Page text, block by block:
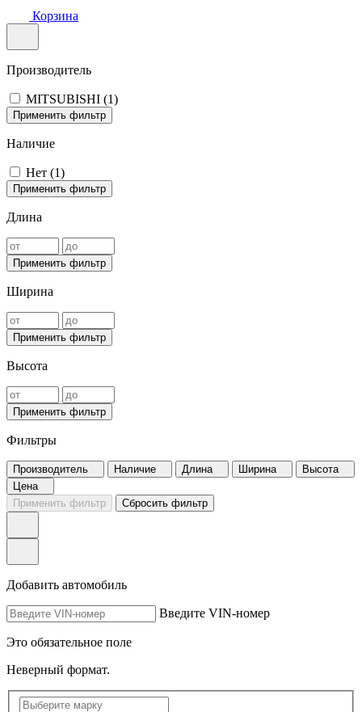
Корзина
Производитель
MITSUBISHI (1)
Применить фильтр
Наличие
Нет (1)
Применить фильтр
Длина
Применить фильтр
Ширина
Применить фильтр
Высота
Применить фильтр
Фильтры
Производитель Наличие Длина Ширина
Высота
Цена
Применить фильтр
Сбросить фильтр
Добавить автомобиль
Введите VIN-номер
Это обязательное поле
Неверный формат.